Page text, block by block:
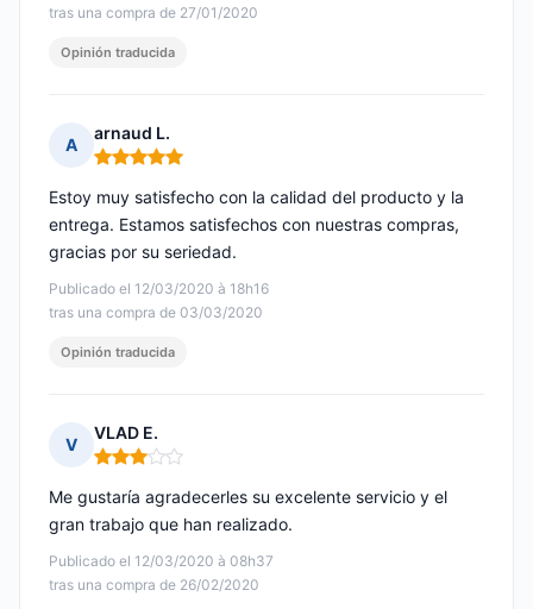
tras una compra de 27/01/2020
Opinión traducida
A
arnaud L.
Nota: 5 de 5
Publicado el 12/03/2020 à 18h16
tras una compra de 03/03/2020
Estoy muy satisfecho con la calidad del producto y la
entrega. Estamos satisfechos con nuestras compras,
gracias por su seriedad.
Opinión traducida
V
VLAD E.
Nota: 3 de 5
Publicado el 12/03/2020 à 08h37
tras una compra de 26/02/2020
Me gustaría agradecerles su excelente servicio y el
gran trabajo que han realizado.